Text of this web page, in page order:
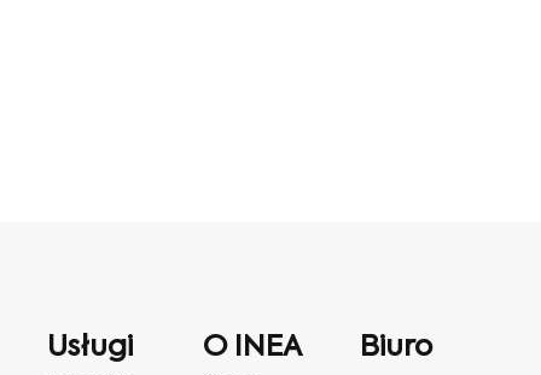
Usługi O INEA
Biuro